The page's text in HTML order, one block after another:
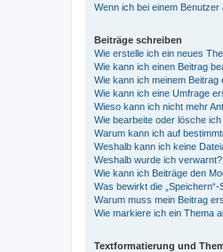
Wenn ich bei einem
Beiträge schreiben
Wie erstelle ich ein neues
Wie kann ich einen Beitrag
Wie kann ich meinem Beitrag
Wie kann ich eine Umfrage
Wieso kann ich nicht mehr
Wie bearbeite oder lösche
Warum kann ich auf
Weshalb kann ich keine
Weshalb wurde ich verwarnt?
Wie kann ich Beiträge den
Was bewirkt die
Warum muss mein Beitrag
Wie markiere ich ein Thema
Textformatierung und